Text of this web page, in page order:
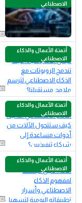
الاصطناعي
أتمتة الأعمال والذكاء
الاصطناعي
أتمتة الأعمال والذكاء
الاصطناعي
أتمتة الأعمال والذكاء
الاصطناعي